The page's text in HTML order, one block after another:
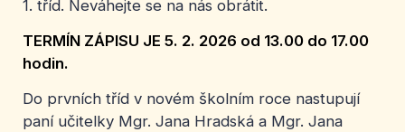
1. tříd. Neváhejte se na nás obrátit.
TERMÍN ZÁPISU JE 5. 2. 2026 od 13.00 do 17.00
hodin.
Do prvních tříd v novém školním roce nastupují
paní učitelky Mgr. Jana Hradská a Mgr. Jana